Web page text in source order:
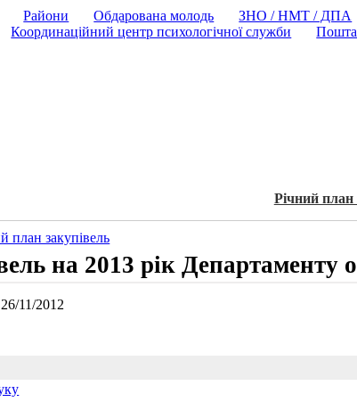
Райони Обдарована молодь ЗНО / НМТ / ДПА
Координаційний центр психологічної служби Пошта
Річний план
план закупівель
на 2013 рік Департаменту
11/2012